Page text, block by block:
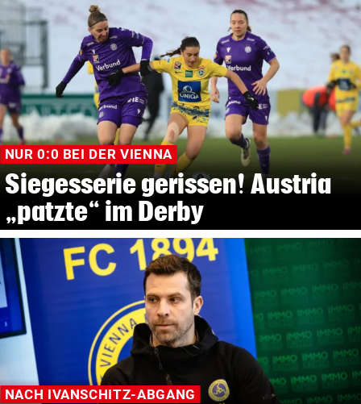
NUR 0:0 BEI DER VIENNA
Siegesserie gerissen! Austria
„patzte“ im Derby
NACH IVANSCHITZ-ABGANG